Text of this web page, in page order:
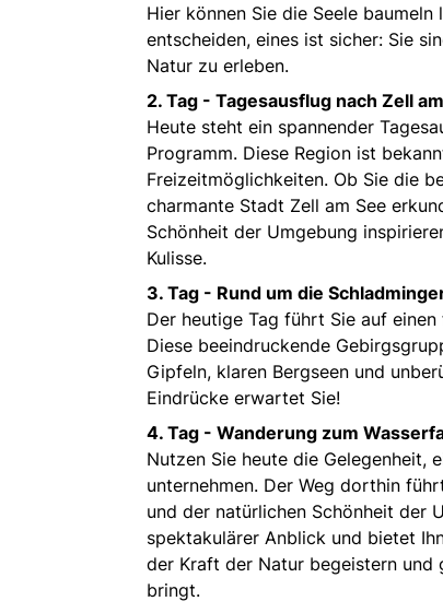
Hier können Sie die Seele
entscheiden, eines ist sicher: Sie
Natur zu erleben.
2. Tag - Tagesausflug nach Zell
Heute steht ein spannender
Programm. Diese Region ist
Freizeitmöglichkeiten. Ob Sie die
charmante Stadt Zell am See
Schönheit der Umgebung
Kulisse.
3. Tag - Rund um die
Der heutige Tag führt Sie auf
Diese beeindruckende
Gipfeln, klaren Bergseen und
Eindrücke erwartet Sie!
4. Tag - Wanderung zum
Nutzen Sie heute die Gelegenheit,
unternehmen. Der Weg dorthin
und der natürlichen Schönheit der
spektakulärer Anblick und bietet
der Kraft der Natur begeistern und
bringt.